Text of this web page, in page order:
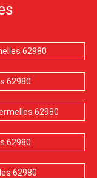
62980
62980
62980
62980
62980